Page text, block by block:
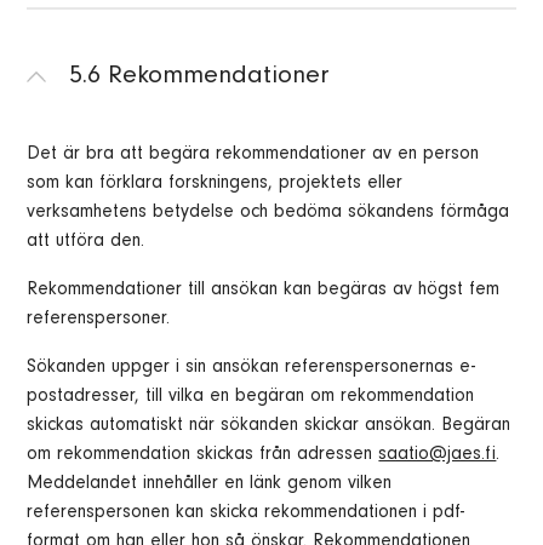
5.6 Rekommendationer
Det är bra att begära rekommendationer av en person
som kan förklara forskningens, projektets eller
verksamhetens betydelse och bedöma sökandens förmåga
att utföra den.
Rekommendationer till ansökan kan begäras av högst fem
referenspersoner.
Sökanden uppger i sin ansökan referenspersonernas e-
postadresser, till vilka en begäran om rekommendation
skickas automatiskt när sökanden skickar ansökan. Begäran
om rekommendation skickas från adressensaatio@jaes.fi.
Meddelandet innehåller en länk genom vilken
referenspersonen kan skicka rekommendationen i pdf-